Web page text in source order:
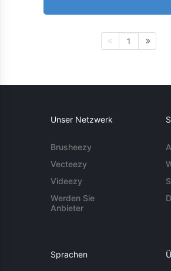
1
Unser Netzwerk
Brusheezy
Vecteezy
Videezy
Werden Sie
Anbieter
Sprachen